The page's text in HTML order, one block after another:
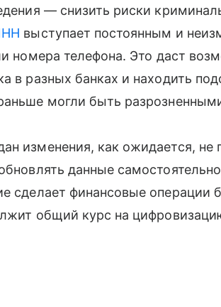
— снизить риски
выступает постоянным и
номера телефона. Это даст
в разных банках и находить
могли быть
изменения, как ожидается, не
данные
сделает финансовые операции
общий курс на